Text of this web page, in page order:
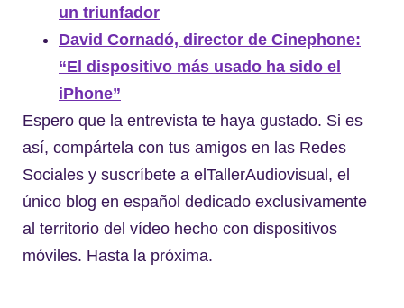
un triunfador
David Cornadó, director de Cinephone:
“El dispositivo más usado ha sido el
iPhone”
Espero que la entrevista te haya gustado. Si es
así, compártela con tus amigos en las Redes
Sociales y suscríbete a elTallerAudiovisual, el
único blog en español dedicado exclusivamente
al territorio del vídeo hecho con dispositivos
móviles. Hasta la próxima.